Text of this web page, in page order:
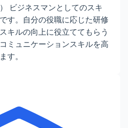
ビジネスマンとしてのスキ
す。自分の役職に応じた研修
キルの向上に役立ててもらう
ミュニケーションスキルを高
す。